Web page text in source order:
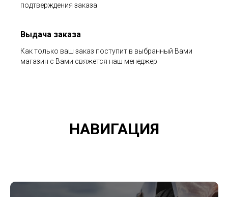
подтверждения заказа
Выдача заказа
Как только ваш заказ поступит в выбранный Вами
магазин с Вами свяжется наш менеджер
НАВИГАЦИЯ